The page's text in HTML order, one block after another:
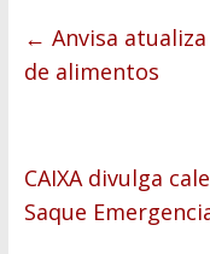
← Anvisa
de alimentos
CAIXA divulga
Saque